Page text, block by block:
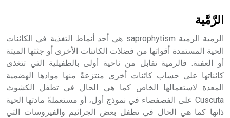
الرَّمَّية
الرمية الرمية saprophytism هي أحد أنماط التغذية في الكائنات
الحية المستمدة أقواتها من فضلات الكائنات الأخرى أو جثثها الميتة
أو العفنة. فالرمية تقابل من ناحية أولى بالطفيلية التي تتغذى
كائناتها على حساب كائنات أخرى منتزعةً منها موادها الهضمية
المعدة لاستعمالها الخاص كما هي الحال في تطفل الكشوث
Cuscuta على الفصفصاء في نموذج أول، أو مستعملةً مادتها الحية
ذاتها كما هي الحال في تطفل بعض الجراثيم والفيروسات التي